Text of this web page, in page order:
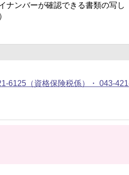
ナンバーが確認できる書類の写し
6125（資格保険税係）・ 043-